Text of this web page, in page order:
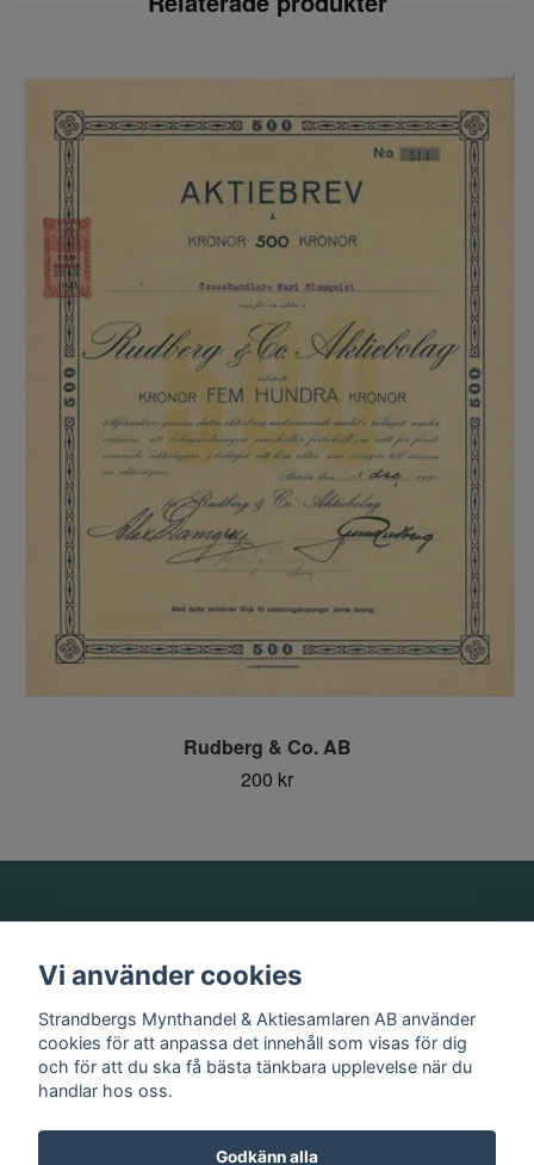
Rudberg & Co. AB
200 kr
Information
Sociala medier
Vi använder cookies
Strandbergs Mynthandel & Aktiesamlaren AB använder
cookies för att anpassa det innehåll som visas för dig
och för att du ska få bästa tänkbara upplevelse när du
handlar hos oss.
Godkänn alla